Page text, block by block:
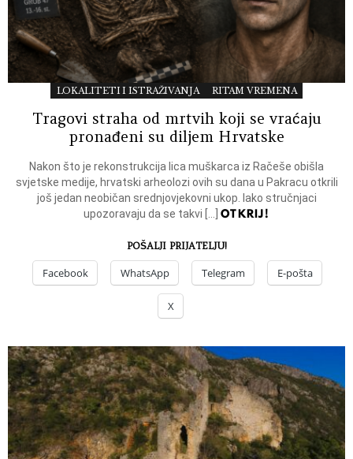
LOKALITETI I ISTRAŽIVANJA RITAM VREMENA
Tragovi straha od mrtvih koji se vraćaju
pronađeni su diljem Hrvatske
Nakon što je rekonstrukcija lica muškarca iz Račeše obišla
svjetske medije, hrvatski arheolozi ovih su dana u Pakracu otkrili
još jedan neobičan srednjovjekovni ukop. Iako stručnjaci
upozoravaju da se takvi […] OTKRIJ!
POŠALJI PRIJATELJU!
Facebook WhatsApp Telegram E-pošta
X